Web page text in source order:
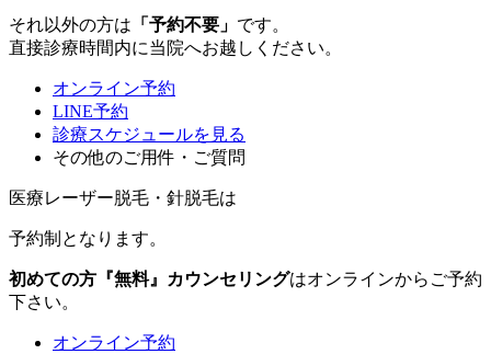
それ以外の方は 「予約不要」 です。
直接診療時間内に当院へお越しください。
オンライン予約
LINE予約
診療スケジュールを見る
その他のご用件・ご質問
医療レーザー脱毛・針脱毛は
予約制 となります。
初めての方『無料』カウンセリングはオンラインからご予約
下さい。
オンライン予約